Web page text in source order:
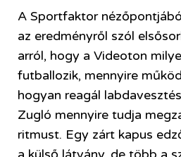
A Sportfaktor
az eredményről szól
arról, hogy a Videoton
futballozik, mennyire
hogyan reagál
Zugló mennyire tudja
ritmust. Egy zárt kapus